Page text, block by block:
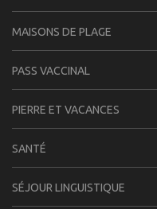
MAISONS DE PLAGE
PASS VACCINAL
PIERRE ET VACANCES
SANTÉ
SÉJOUR LINGUISTIQUE